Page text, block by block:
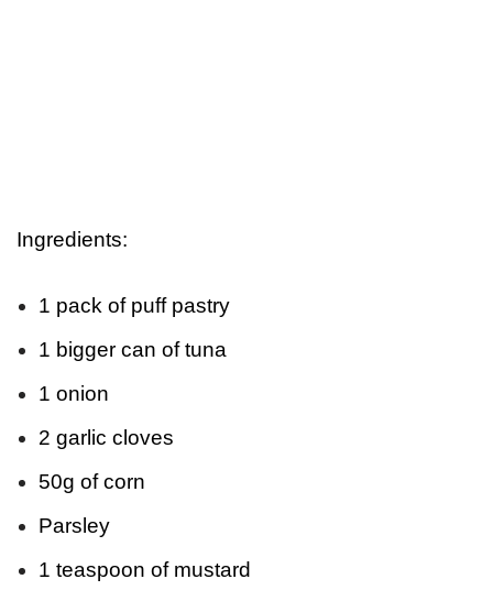
Ingredients:
1 pack of puff pastry
1 bigger can of tuna
1 onion
2 garlic cloves
50g of corn
Parsley
1 teaspoon of mustard